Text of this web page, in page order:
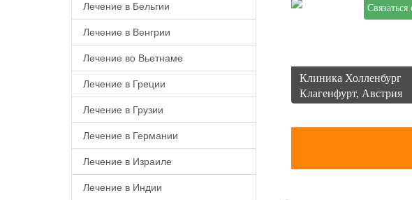
Лечение в Бельгии
Лечение в Венгрии
Лечение во Вьетнаме
Лечение в Греции
Лечение в Грузии
Лечение в Германии
Лечение в Израиле
Лечение в Индии
Клиника Холленбург
Клагенфурт, Австрия